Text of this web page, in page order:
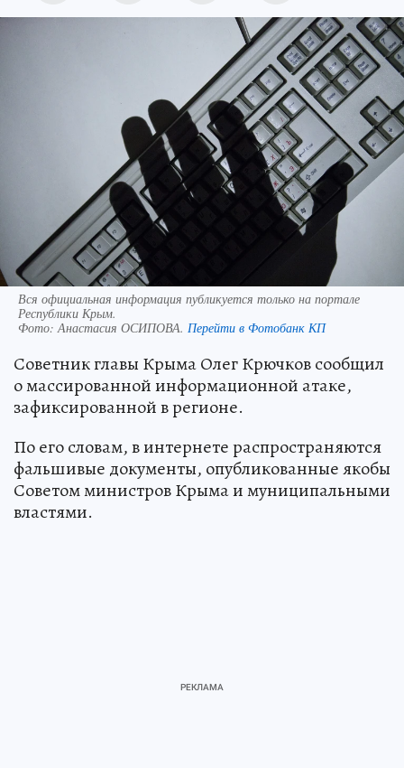
Вся официальная информация публикуется только на портале
Республики Крым.
Фото: Анастасия ОСИПОВА. Перейти в Фотобанк КП
Советник главы Крыма Олег Крючков сообщил
о массированной информационной атаке,
зафиксированной в регионе.
По его словам, в интернете распространяются
фальшивые документы, опубликованные якобы
Советом министров Крыма и муниципальными
властями.